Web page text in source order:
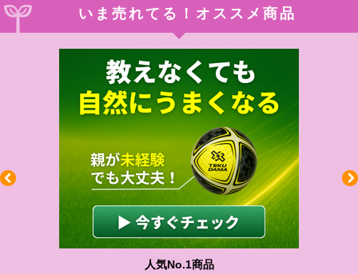
いま売れてる！オススメ商品
人気No.1商品